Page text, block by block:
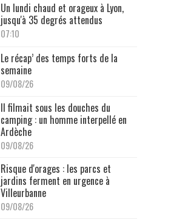
Un lundi chaud et orageux à Lyon,
jusqu'à 35 degrés attendus
07:10
Le récap’ des temps forts de la
semaine
09/08/26
Il filmait sous les douches du
camping : un homme interpellé en
Ardèche
09/08/26
Risque d'orages : les parcs et
jardins ferment en urgence à
Villeurbanne
09/08/26